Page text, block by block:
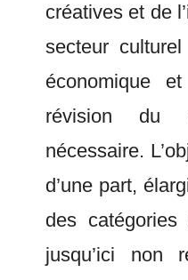
créatives et de
secteur
économique
révision du
nécessaire.
d’une part,
des catégories
jusqu’ici non